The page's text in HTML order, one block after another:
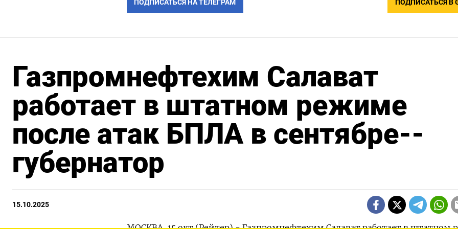
ПОДПИСАТЬСЯ НА ТЕЛЕГРАМ ПОДПИСАТЬСЯ В
Газпромнефтехим Салават
работает в штатном режиме
после атак БПЛА в сентябре--
губернатор
15.10.2025